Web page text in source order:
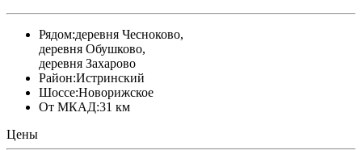
Рядом:деревня Чесноково,
деревня Обушково,
деревня Захарово
Район:Истринский
Шоссе:Новорижское
От МКАД:31 км
Цены